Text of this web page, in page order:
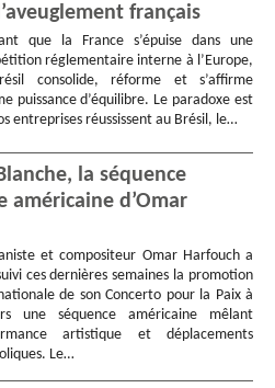
français
que la France s’épuise dans une
réglementaire interne à l’Europe,
consolide, réforme et s’affirme
puissance d’équilibre. Le paradoxe est
entreprises réussissent au Brésil, le…
la séquence
d’Omar
et compositeur Omar Harfouch a
ces dernières semaines la promotion
de son Concerto pour la Paix à
une séquence américaine mêlant
artistique et déplacements
Le…